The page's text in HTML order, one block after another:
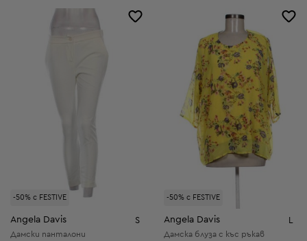
-50% с FESTIVE
Angela Davis S
Дамски панталони
-50% с FESTIVE
Angela Davis
Дамска блуза с къс ръкав